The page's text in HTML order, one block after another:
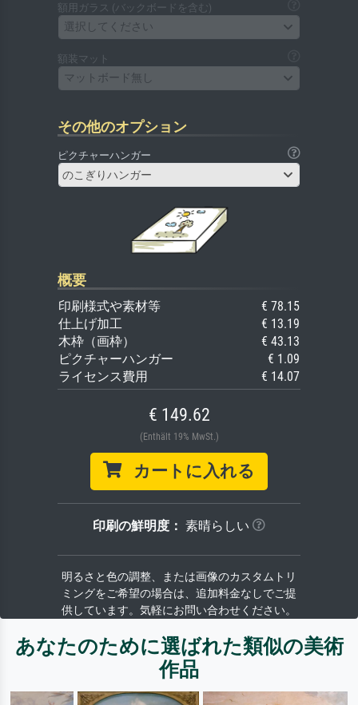
額用ガラス (バックボードを含む)
選択してください
額装マット
マットボード無し
その他のオプション
ピクチャーハンガー
のこぎりハンガー
概要
印刷様式や素材等
€ 78.15
仕上げ加工
€ 13.19
木枠（画枠）
€ 43.13
ピクチャーハンガー
€ 1.09
ライセンス費用
€ 14.07
€ 149.62
(Enthält 19% MwSt.)
カートに入れる
印刷の鮮明度： 素晴らしい
明るさと色の調整、または画像のカスタムトリ
ミングをご希望の場合は、追加料金なしでご提
供しています。気軽にお問い合わせください。
あなたのために選ばれた類似の美術
作品